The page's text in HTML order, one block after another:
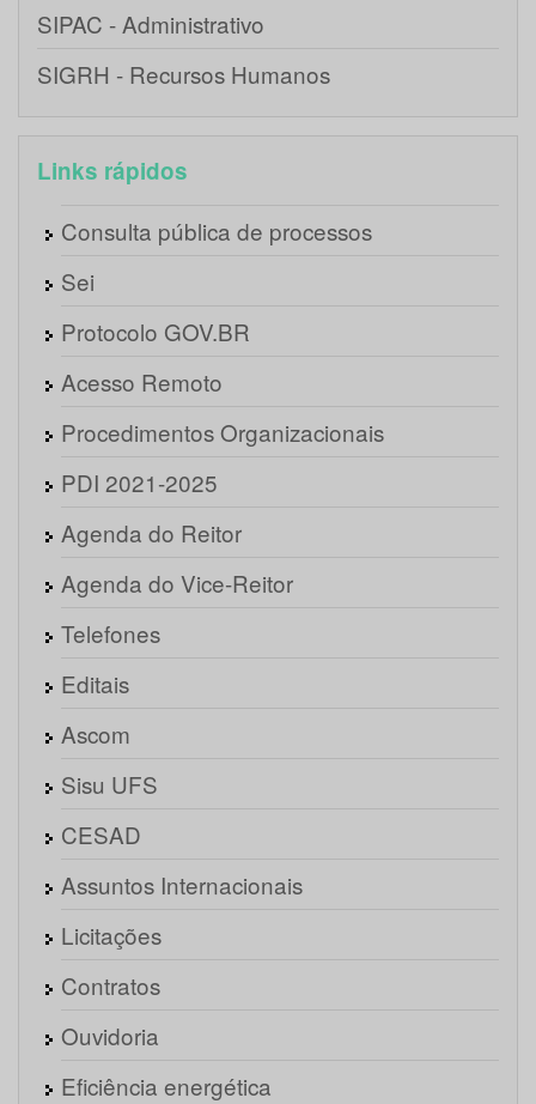
SIPAC - Administrativo
SIGRH - Recursos Humanos
Links rápidos
Consulta pública de processos
Sei
Protocolo GOV.BR
Acesso Remoto
Procedimentos Organizacionais
PDI 2021-2025
Agenda do Reitor
Agenda do Vice-Reitor
Telefones
Editais
Ascom
Sisu UFS
CESAD
Assuntos Internacionais
Licitações
Contratos
Ouvidoria
Eficiência energética